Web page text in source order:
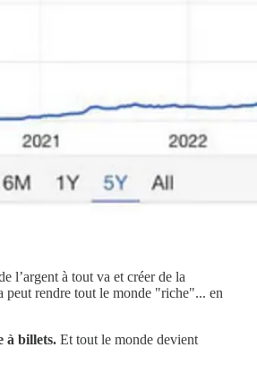
l’argent à tout va et créer de la
peut rendre tout le monde "riche"... en
à billets. Et tout le monde devient